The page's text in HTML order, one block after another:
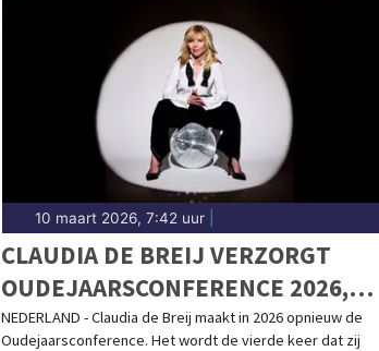
10 maart 2026, 7:42 uur|
CLAUDIA DE BREIJ VERZORGT
OUDEJAARSCONFERENCE 2026,
KAARTVERKOOP START WOENSDAG
NEDERLAND - Claudia de Breij maakt in 2026 opnieuw de
Oudejaarsconference. Het wordt de vierde keer dat zij